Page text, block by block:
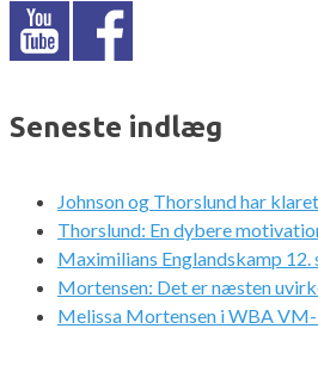
Seneste indlæg
Johnson og Thorslund har
Thorslund: En dybere
Maximilians Englandskamp
Mortensen: Det er næsten
Melissa Mortensen i WBA